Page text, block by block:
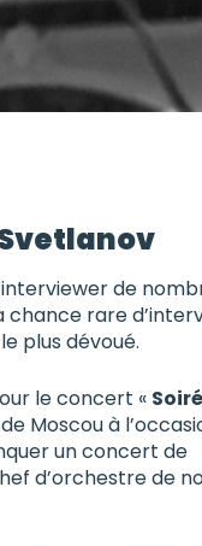
de
chance rare
plus dévoué.
le concert «
de Moscou à
un concert de
d’orchestre de